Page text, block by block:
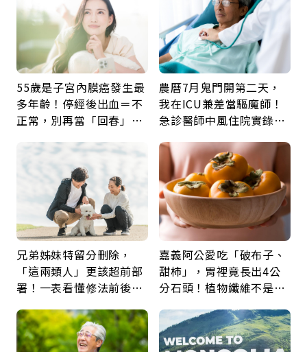
55歲是子宮內膜癌發生最
多年齡！停經後出血＝不
正常，別再當「回春」…
癒率達9成5
農曆7月鬼門開第二天，
我在ICU兼差當驅魔師！
急診醫師中風住院實錄：
兄弟姊妹特留分刪除，
「這兩類人」更該超前部
署！一表看懂修法前後差
更多
嘉義阿公愛吃「破布子、
甜柿」，胃裡竟長出4公
分石頭！植物纖維不是吃
榜